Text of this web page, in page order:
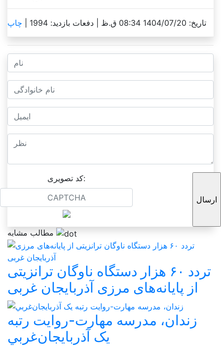
تاریخ: 1404/07/20 08:34 ق.ظ | دفعات بازدید: 1994 | چاپ
کد تصویری:
تردد ۶۰ هزار دستگاه ناوگان ترانزیتی
از پایانه‌های مرزی آذربایجان ‌غربی
زندان، مدرسه مهارت-روايت رتبه
يک آذربايجان‌غربي